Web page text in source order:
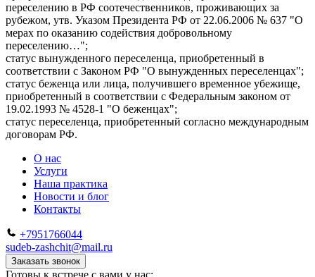
переселению в РФ соотечественников, проживающих за
рубежом, утв. Указом Президента РФ от 22.06.2006 № 637 "О
мерах по оказанию содействия добровольному
переселению…";
статус вынужденного переселенца, приобретенный в
соответствии с Законом РФ "О вынужденных переселенцах";
статус беженца или лица, получившего временное убежище,
приобретенный в соответствии с Федеральным законом от
19.02.1993 № 4528-1 "О беженцах";
статус переселенца, приобретенный согласно международным
договорам РФ.
О нас
Услуги
Наша практика
Новости и блог
Контакты
+7951766044
sudeb-zashchit@mail.ru
Заказать звонок
Готовы к встрече с вами у нас: